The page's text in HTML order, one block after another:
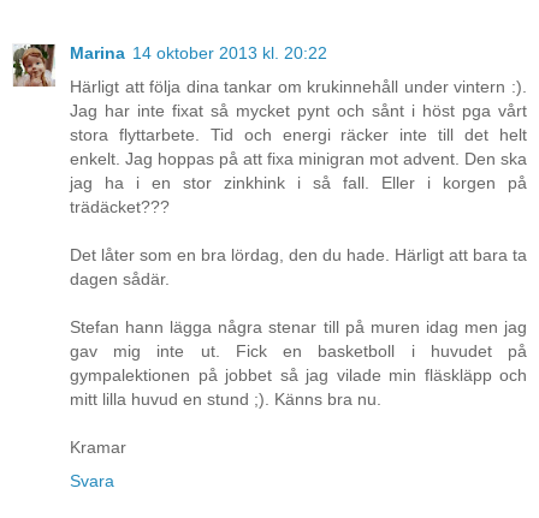
Marina 14 oktober 2013 kl. 20:22
Härligt att följa dina tankar om krukinnehåll under vintern :).
Jag har inte fixat så mycket pynt och sånt i höst pga vårt
stora flyttarbete. Tid och energi räcker inte till det helt
enkelt. Jag hoppas på att fixa minigran mot advent. Den ska
jag ha i en stor zinkhink i så fall. Eller i korgen på
trädäcket???
Det låter som en bra lördag, den du hade. Härligt att bara ta
dagen sådär.
Stefan hann lägga några stenar till på muren idag men jag
gav mig inte ut. Fick en basketboll i huvudet på
gympalektionen på jobbet så jag vilade min fläskläpp och
mitt lilla huvud en stund ;). Känns bra nu.
Kramar
Svara